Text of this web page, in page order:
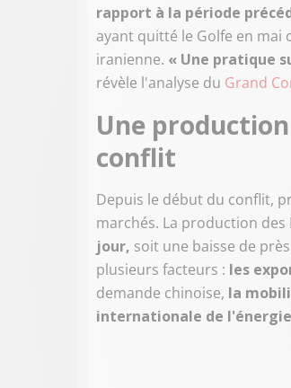
rapport à la période
ayant quitté le Golfe en mai
iranienne. « Une pratique
révèle l'analyse du Grand
Une
conflit
Depuis le début du conflit,
marchés. La production
jour, soit une baisse de
plusieurs facteurs : les
demande chinoise, la
internationale de l'énergie